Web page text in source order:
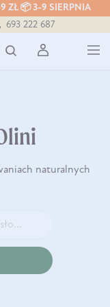
ZŁ 📦 3-9 SIERPNIA
693 222 687
naturalnych